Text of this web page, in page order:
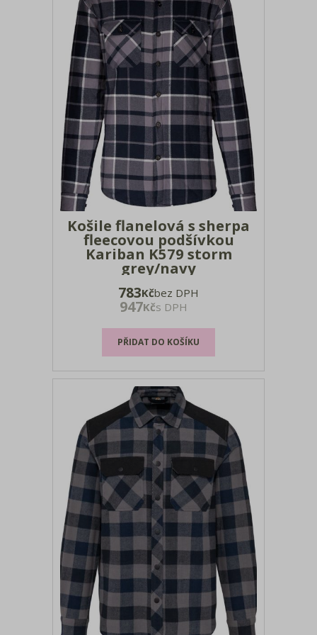
Košile flanelová s sherpa
fleecovou podšívkou
Kariban K579 storm
grey/navy
flanel, tělo podšité Sherpa fleecem z
100% polyesteru, podšívka rukávů:
knoflíková léga, zaoblený lem,
neutrál
783Kčbez DPH
947Kčs DPH